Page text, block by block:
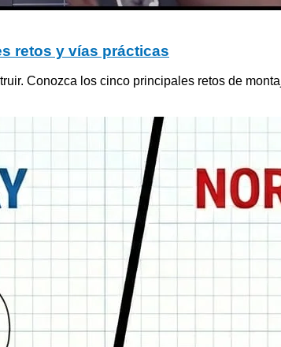
retos y vías prácticas
Conozca los cinco principales retos de